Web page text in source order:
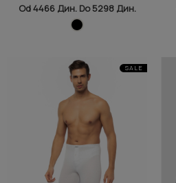
Od 4466 Дин. Do 5298 Дин.
SALE